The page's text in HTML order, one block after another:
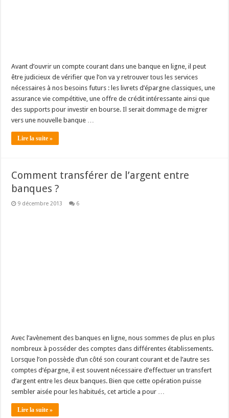
Avant d’ouvrir un compte courant dans une banque en ligne, il peut
être judicieux de vérifier que l’on va y retrouver tous les services
nécessaires à nos besoins futurs : les livrets d’épargne classiques, une
assurance vie compétitive, une offre de crédit intéressante ainsi que
des supports pour investir en bourse. Il serait dommage de migrer
vers une nouvelle banque …
Lire la suite »
Comment transférer de l’argent entre
banques ?
9 décembre 2013 6
Avec l’avènement des banques en ligne, nous sommes de plus en plus
nombreux à posséder des comptes dans différentes établissements.
Lorsque l’on possède d’un côté son courant courant et de l’autre ses
comptes d’épargne, il est souvent nécessaire d’effectuer un transfert
d’argent entre les deux banques. Bien que cette opération puisse
sembler aisée pour les habitués, cet article a pour …
Lire la suite »